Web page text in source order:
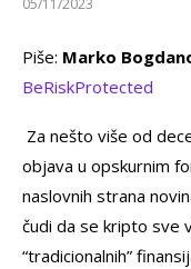
05/11/2023
Piše: Marko
BeRiskProtected
Za nešto više od
objava u opskurnim
naslovnih strana
čudi da se kripto sve
“tradicionalnih”